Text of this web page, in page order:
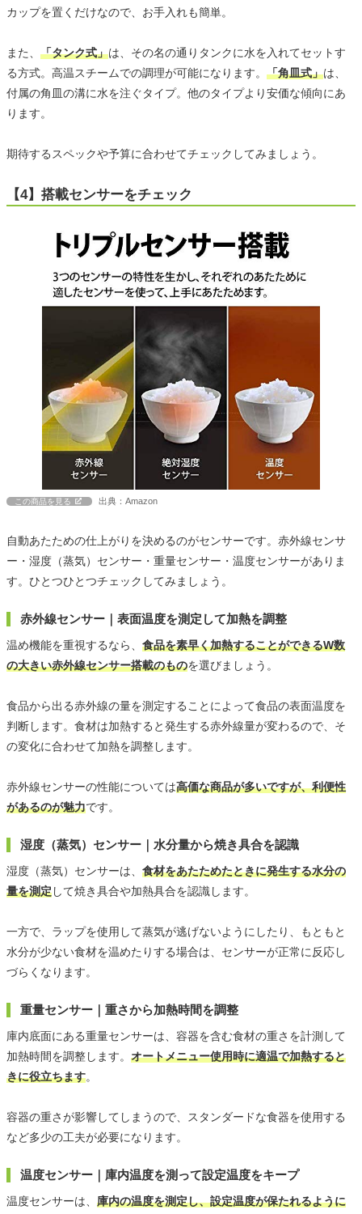
カップを置くだけなので、お手入れも簡単。
また、 「タンク式」は、その名の通りタンクに水を入れてセットす
る方式。高温スチームでの調理が可能になります。 「角皿式」は、
付属の角皿の溝に水を注ぐタイプ。他のタイプより安価な傾向にあ
ります。
期待するスペックや予算に合わせてチェックしてみましょう。
【4】搭載センサーをチェック
この商品を見る 出典：Amazon
自動あたための仕上がりを決めるのがセンサーです。赤外線センサ
ー・湿度（蒸気）センサー・重量センサー・温度センサーがありま
す。ひとつひとつチェックしてみましょう。
赤外線センサー｜表面温度を測定して加熱を調整
温め機能を重視するなら、 食品を素早く加熱することができるW数
の大きい赤外線センサー搭載のものを選びましょう。
食品から出る赤外線の量を測定することによって食品の表面温度を
判断します。食材は加熱すると発生する赤外線量が変わるので、そ
の変化に合わせて加熱を調整します。
赤外線センサーの性能については高価な商品が多いですが、利便性
があるのが魅力です。
湿度（蒸気）センサー｜水分量から焼き具合を認識
湿度（蒸気）センサーは、 食材をあたためたときに発生する水分の
量を測定して焼き具合や加熱具合を認識します。
一方で、ラップを使用して蒸気が逃げないようにしたり、もともと
水分が少ない食材を温めたりする場合は、センサーが正常に反応し
づらくなります。
重量センサー｜重さから加熱時間を調整
庫内底面にある重量センサーは、容器を含む食材の重さを計測して
加熱時間を調整します。 オートメニュー使用時に適温で加熱すると
きに役立ちます。
容器の重さが影響してしまうので、スタンダードな食器を使用する
など多少の工夫が必要になります。
温度センサー｜庫内温度を測って設定温度をキープ
温度センサーは、 庫内の温度を測定し、設定温度が保たれるように